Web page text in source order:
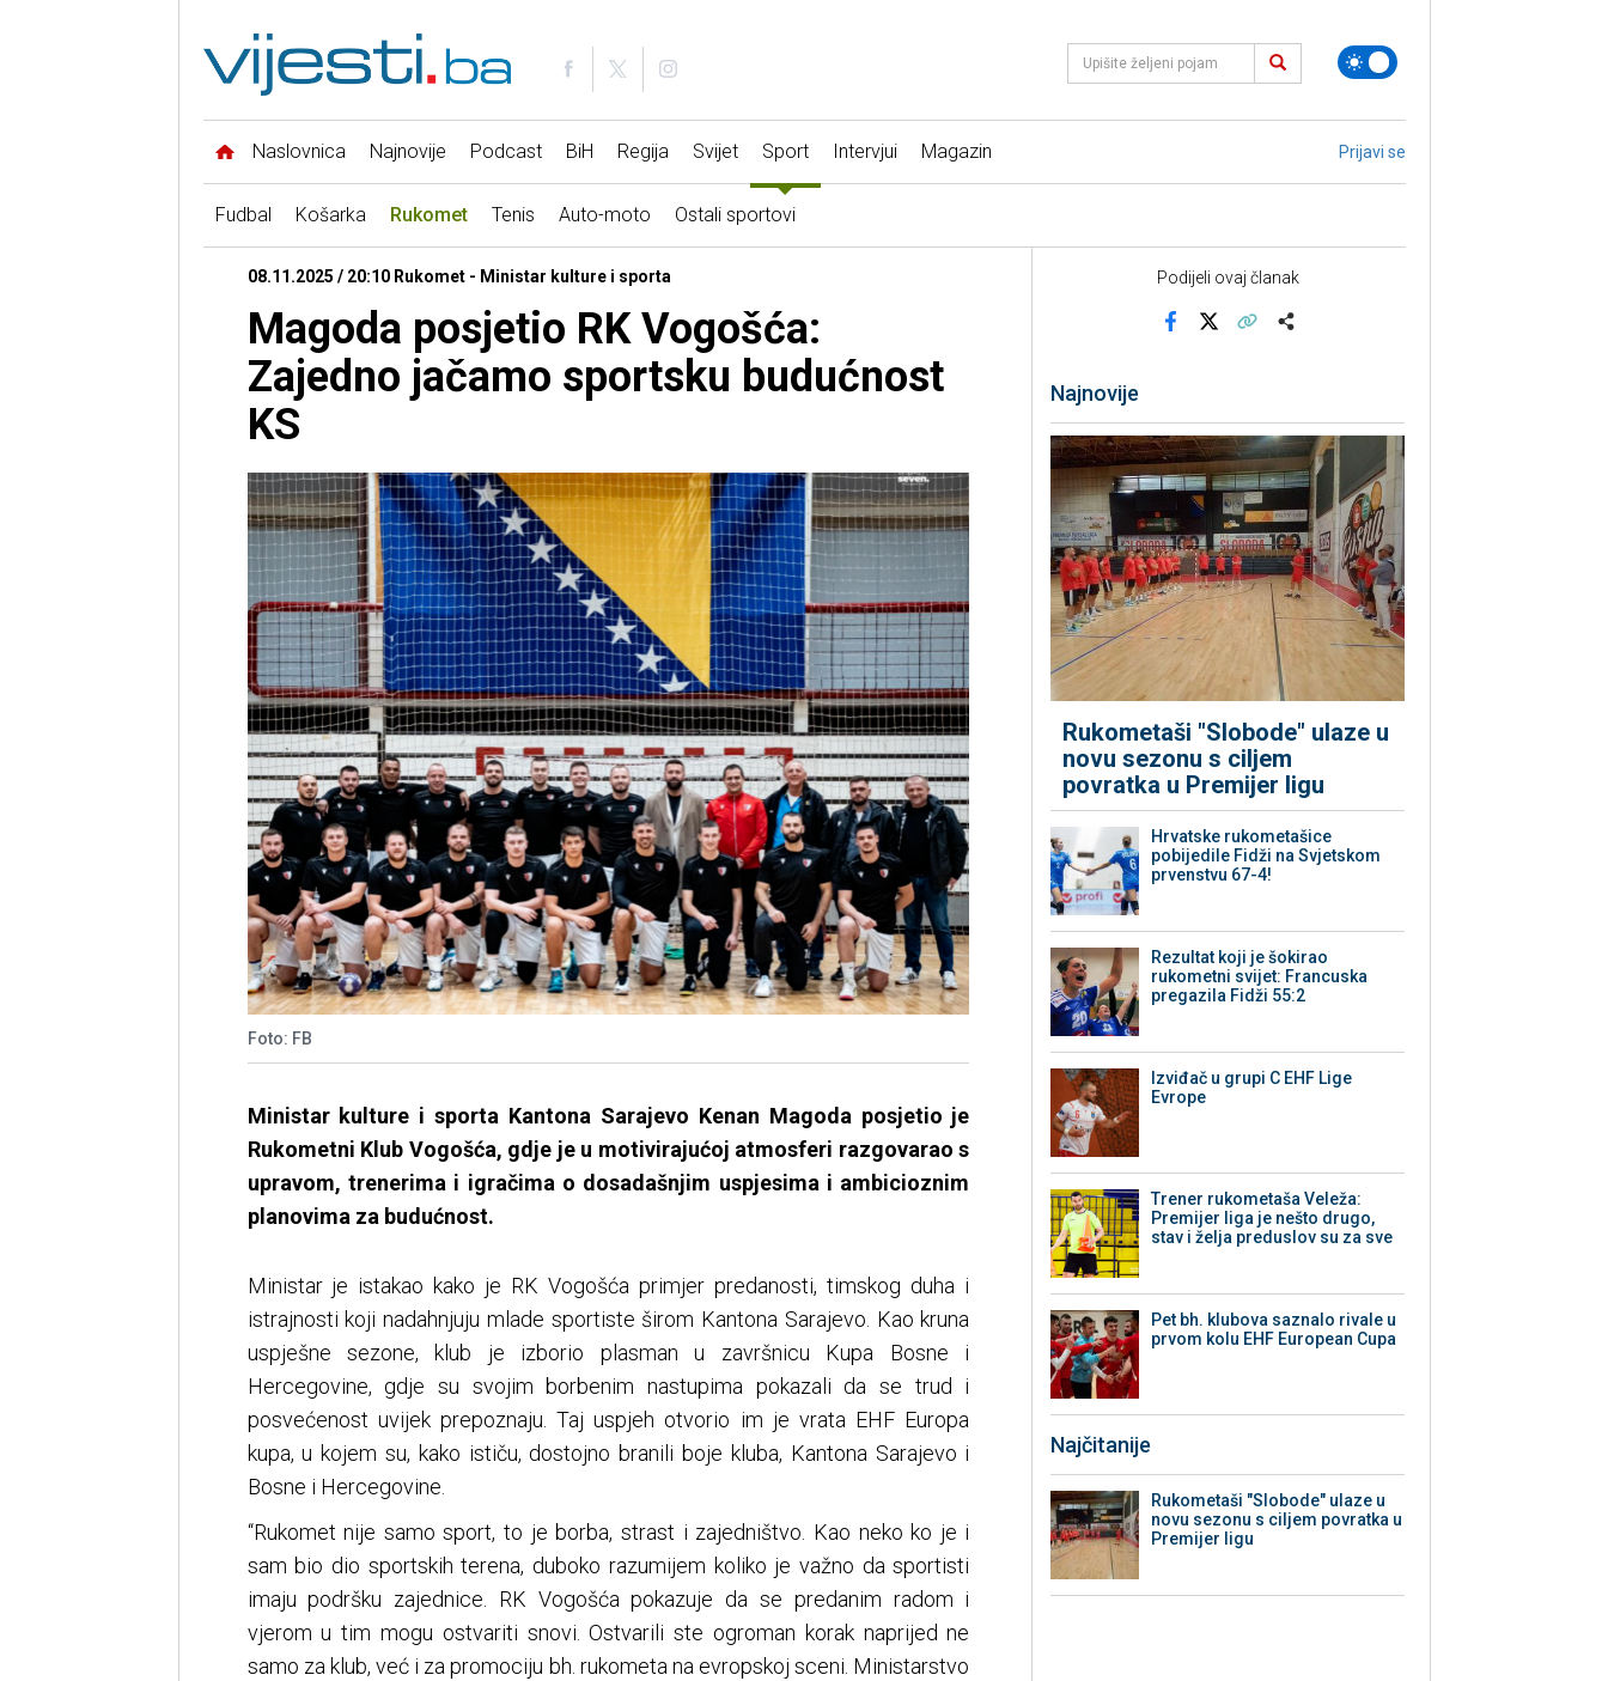
Naslovnica Najnovije Podcast BiH Regija Svijet Sport Intervjui Magazin Prijavi se
Fudbal Košarka Rukomet Tenis Auto-moto Ostali sportovi
08.11.2025 / 20:10 Rukomet - Ministar kulture i sporta
Magoda posjetio RK Vogošća:
Zajedno jačamo sportsku budućnost
KS
Foto: FB
Ministar kulture i sporta Kantona Sarajevo Kenan Magoda posjetio je
Rukometni Klub Vogošća, gdje je u motivirajućoj atmosferi razgovarao s
upravom, trenerima i igračima o dosadašnjim uspjesima i ambicioznim
planovima za budućnost.
Ministar je istakao kako je RK Vogošća primjer predanosti, timskog duha i
istrajnosti koji nadahnjuju mlade sportiste širom Kantona Sarajevo. Kao kruna
uspješne sezone, klub je izborio plasman u završnicu Kupa Bosne i
Hercegovine, gdje su svojim borbenim nastupima pokazali da se trud i
posvećenost uvijek prepoznaju. Taj uspjeh otvorio im je vrata EHF Europa
kupa, u kojem su, kako ističu, dostojno branili boje kluba, Kantona Sarajevo i
Bosne i Hercegovine.
“Rukomet nije samo sport, to je borba, strast i zajedništvo. Kao neko ko je i
sam bio dio sportskih terena, duboko razumijem koliko je važno da sportisti
imaju podršku zajednice. RK Vogošća pokazuje da se predanim radom i
vjerom u tim mogu ostvariti snovi. Ostvarili ste ogroman korak naprijed ne
samo za klub, već i za promociju bh. rukometa na evropskoj sceni. Ministarstvo
Podijeli ovaj članak
Najnovije
Rukometaši "Slobode" ulaze u
novu sezonu s ciljem
povratka u Premijer ligu
Hrvatske rukometašice
pobijedile Fidži na Svjetskom
prvenstvu 67-4!
Rezultat koji je šokirao
rukometni svijet: Francuska
pregazila Fidži 55:2
Izviđač u grupi C EHF Lige
Evrope
Trener rukometaša Veleža:
Premijer liga je nešto drugo,
stav i želja preduslov su za sve
Pet bh. klubova saznalo rivale u
prvom kolu EHF European Cupa
Najčitanije
Rukometaši "Slobode" ulaze u
novu sezonu s ciljem povratka u
Premijer ligu